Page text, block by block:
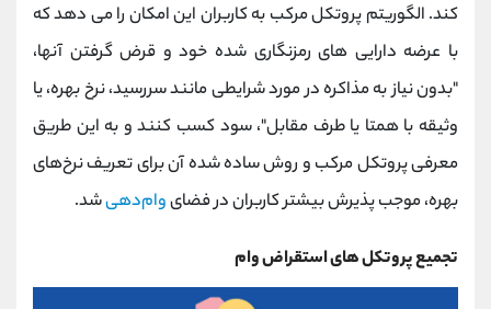
کند. الگوریتم پروتکل مرکب به کاربران این امکان را می دهد که
با عرضه دارایی های رمزنگاری شده خود و قرض گرفتن آنها،
"بدون نیاز به مذاکره در مورد شرایطی مانند سررسید، نرخ بهره، یا
وثیقه با همتا یا طرف مقابل"، سود کسب کنند و به این طریق
معرفی پروتکل مرکب و روش ساده ‌شده آن برای تعریف نرخ‌های
بهره، موجب پذیرش بیشتر کاربران در فضایوام‌دهیشد.
تجمیع پروتکل های استقراض وام